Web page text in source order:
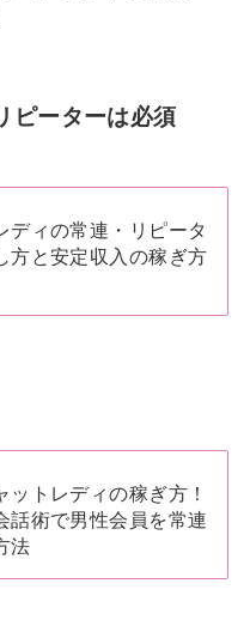
ピーターは必須
ディの常連・リピータ
方と安定収入の稼ぎ方
ットレディの稼ぎ方！
話術で男性会員を常連
法